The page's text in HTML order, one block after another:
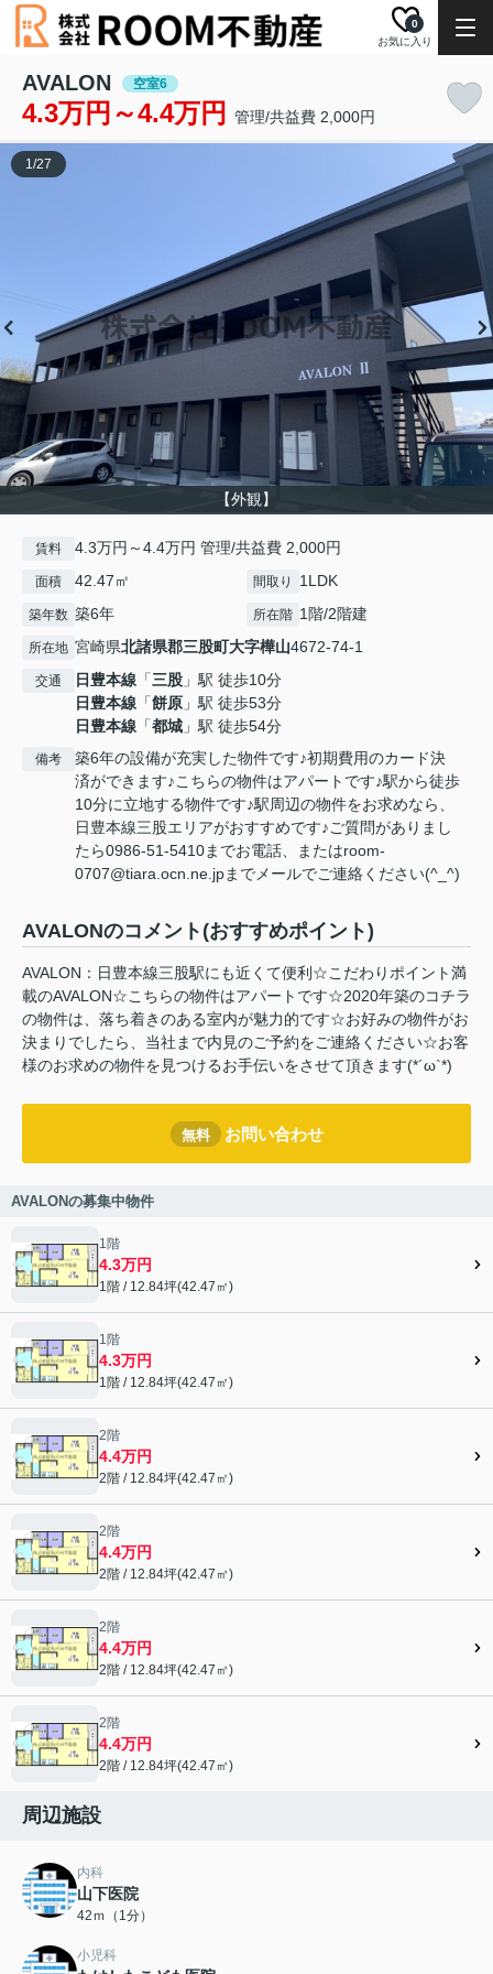
お気に入り
0
AVALON 空室6
4.3万円～4.4万円 管理/共益費 2,000円
【外観】
1/27
賃料 4.3万円～4.4万円 管理/共益費 2,000円
面積 42.47㎡ 間取り 1LDK
築年数 築6年 所在階 1階/2階建
所在地 宮崎県北諸県郡三股町大字樺山4672-74-1
交通 日豊本線 「三股 」駅 徒歩10分
日豊本線 「餅原 」駅 徒歩53分
日豊本線 「都城 」駅 徒歩54分
備考
築6年の設備が充実した物件です♪初期費用のカード決
済ができます♪こちらの物件はアパートです♪駅から徒歩
10分に立地する物件です♪駅周辺の物件をお求めなら、
日豊本線三股エリアがおすすめです♪ご質問がありまし
たら0986-51-5410までお電話、またはroom-
0707@tiara.ocn.ne.jpまでメールでご連絡ください(^_^)
AVALONのコメント(おすすめポイント)
AVALON：日豊本線三股駅にも近くて便利☆こだわりポイント満
載のAVALON☆こちらの物件はアパートです☆2020年築のコチラ
の物件は、落ち着きのある室内が魅力的です☆お好みの物件がお
決まりでしたら、当社まで内見のご予約をご連絡ください☆お客
様のお求めの物件を見つけるお手伝いをさせて頂きます(*´ω`*)
無料 お問い合わせ
AVALONの募集中物件
1階
4.3万円
1階 / 12.84坪(42.47㎡)
1階
4.3万円
1階 / 12.84坪(42.47㎡)
2階
4.4万円
2階 / 12.84坪(42.47㎡)
2階
4.4万円
2階 / 12.84坪(42.47㎡)
2階
4.4万円
2階 / 12.84坪(42.47㎡)
2階
4.4万円
2階 / 12.84坪(42.47㎡)
周辺施設
内科
山下医院
42ｍ（1分）
小児科